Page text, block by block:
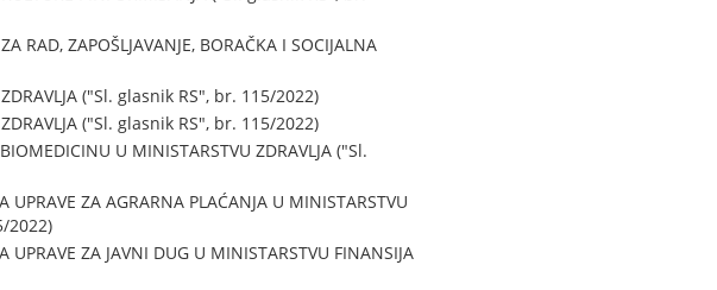
RAD, ZAPOŠLJAVANJE, BORAČKA I SOCIJALNA
ZDRAVLJA ("Sl. glasnik RS", br. 115/2022)
ZDRAVLJA ("Sl. glasnik RS", br. 115/2022)
U MINISTARSTVU ZDRAVLJA ("Sl.
UPRAVE ZA AGRARNA PLAĆANJA U MINISTARSTVU
2022)
UPRAVE ZA JAVNI DUG U MINISTARSTVU FINANSIJA